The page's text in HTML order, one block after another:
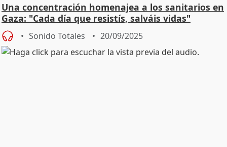
Una concentración homenajea a los sanitarios en
Gaza: "Cada día que resistís, salváis vidas"
Sonido Totales 20/09/2025